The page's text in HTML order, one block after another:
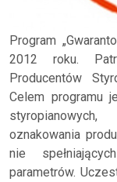
Program
2012 roku.
Producentów
Celem programu
oznakowania
nie
parametrów.